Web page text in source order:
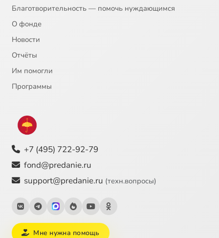
Благотворительность — помочь нуждающимся
О фонде
Новости
Отчёты
Им помогли
Программы
+7 (495) 722-92-79
fond@predanie.ru
support@predanie.ru (техн.вопросы)
Мне нужна помощь